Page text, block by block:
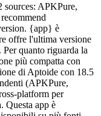
APKPure,
{app} è
offre l'ultima versione
quanto riguarda la
più compatta con
di Aptoide con 18.5
(APKPure,
platform per
Questa app è